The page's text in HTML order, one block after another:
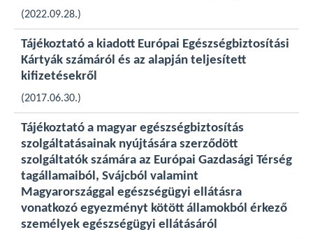
(2022.09.28.)
Tájékoztató a kiadott Európai Egészségbiztosítási
Kártyák számáról és az alapján teljesített
kifizetésekről
(2017.06.30.)
Tájékoztató a magyar egészségbiztosítás
szolgáltatásainak nyújtására szerződött
szolgáltatók számára az Európai Gazdasági Térség
tagállamaiból, Svájcból valamint
Magyarországgal egészségügyi ellátásra
vonatkozó egyezményt kötött államokból érkező
személyek egészségügyi ellátásáról